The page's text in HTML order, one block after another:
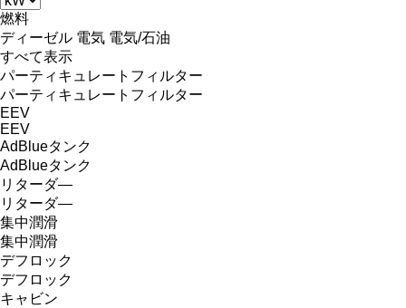
燃料
ディーゼル 電気 電気/石油
すべて表示
パーティキュレートフィルター
パーティキュレートフィルター
EEV
EEV
AdBlueタンク
AdBlueタンク
リターダ―
リターダ―
集中潤滑
集中潤滑
デフロック
デフロック
キャビン